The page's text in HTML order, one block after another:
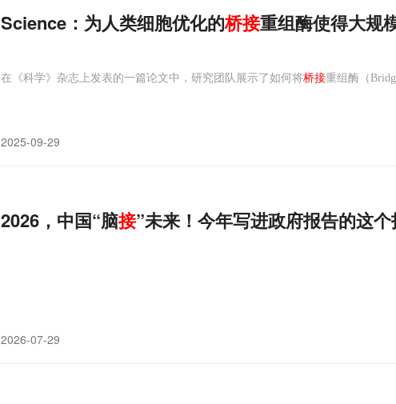
Science：为人类细胞优化的桥接重组酶使得大规
在《科学》杂志上发表的一篇论文中，研究团队展示了如何将桥接重组酶（
2025-09-29
2026，中国“脑接”未来！今年写进政府报告的这个
2026-07-29